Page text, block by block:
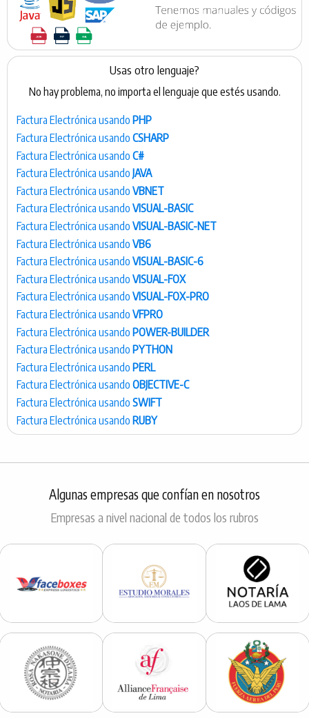
Usas otro lenguaje?
No hay problema, no importa el lenguaje que estés usando.
Factura Electrónica usando PHP
Factura Electrónica usando CSHARP
Factura Electrónica usando C#
Factura Electrónica usando JAVA
Factura Electrónica usando VBNET
Factura Electrónica usando VISUAL-BASIC
Factura Electrónica usando VISUAL-BASIC-NET
Factura Electrónica usando VB6
Factura Electrónica usando VISUAL-BASIC-6
Factura Electrónica usando VISUAL-FOX
Factura Electrónica usando VISUAL-FOX-PRO
Factura Electrónica usando VFPRO
Factura Electrónica usando POWER-BUILDER
Factura Electrónica usando PYTHON
Factura Electrónica usando PERL
Factura Electrónica usando OBJECTIVE-C
Factura Electrónica usando SWIFT
Factura Electrónica usando RUBY
Algunas empresas que confían en nosotros
Empresas a nivel nacional de todos los rubros